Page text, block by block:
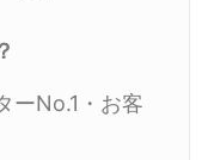
ーNo.1・お客